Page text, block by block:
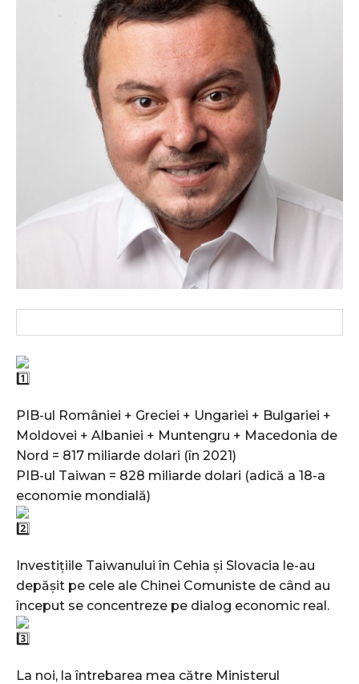
PIB-ul României + Greciei + Ungariei + Bulgariei +
Moldovei + Albaniei + Muntengru + Macedonia de
Nord = 817 miliarde dolari (în 2021)
PIB-ul Taiwan = 828 miliarde dolari (adică a 18-a
economie mondială)
Investițiile Taiwanului în Cehia și Slovacia le-au
depășit pe cele ale Chinei Comuniste de când au
început se concentreze pe dialog economic real.
La noi, la întrebarea mea către Ministerul